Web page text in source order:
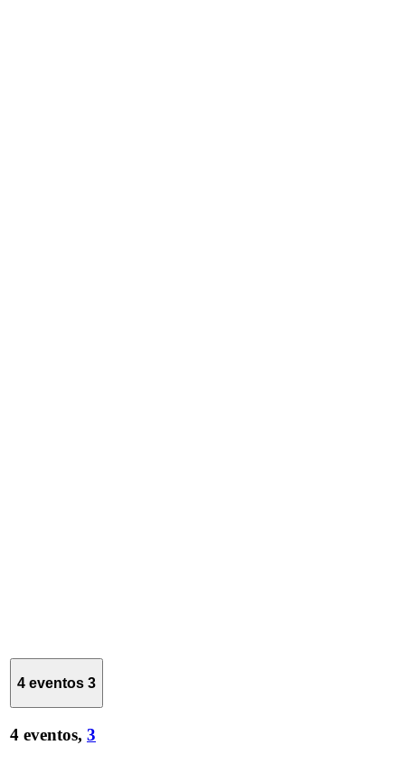
4 eventos 3
4 eventos, 3